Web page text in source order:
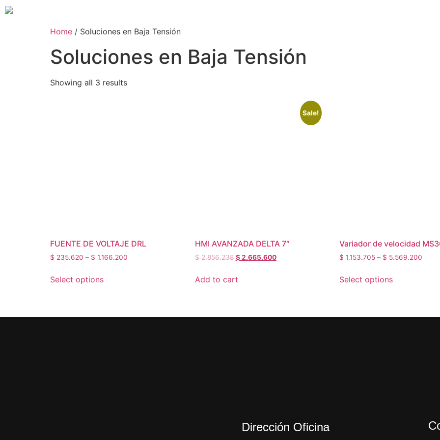
Home / Soluciones en Baja Tensión
Soluciones en Baja Tensión
Showing all 3 results
FUENTE DE VOLTAJE DRL
$ 235.620 – $ 1.166.200
Select options
Sale!
HMI AVANZADA DELTA 7″
$2.856.238 $2.665.600
Add to cart
Variador de velocidad
$ 1.153.705 – $ 5.569.200
Select options
Dirección Oficina